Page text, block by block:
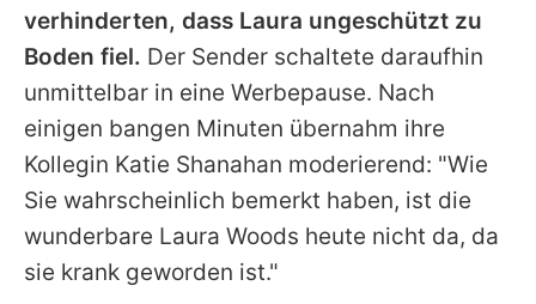
verhinderten, dass Laura ungeschützt zu
Boden fiel. Der Sender schaltete daraufhin
unmittelbar in eine Werbepause. Nach
einigen bangen Minuten übernahm ihre
Kollegin Katie Shanahan moderierend: "Wie
Sie wahrscheinlich bemerkt haben, ist die
wunderbare Laura Woods heute nicht da, da
sie krank geworden ist."